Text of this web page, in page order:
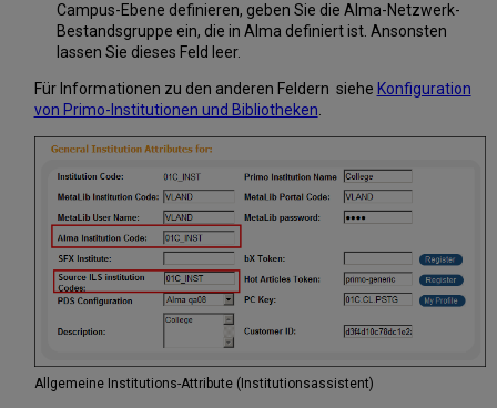
Campus-Ebene definieren, geben Sie die Alma-Netzwerk-
Bestandsgruppe ein, die in Alma definiert ist. Ansonsten
lassen Sie dieses Feld leer.
Für Informationen zu den anderen Feldern siehe Konfiguration
von Primo-Institutionen und Bibliotheken
Allgemeine Institutions-Attribute (Institutionsassistent)